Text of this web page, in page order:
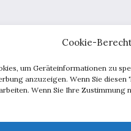
Cookie-
um Geräteinformationen zu
anzuzeigen. Wenn Sie
Wenn Sie Ihre